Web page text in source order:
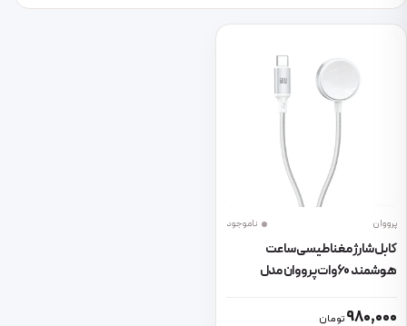
پرووان ناموجود
کابل شارژ مغناطیسی ساعت
هوشمند 60وات پرووان مدل
980,000تومان
این محصول دارای انواع مختلفی می باشد. گزینه ها ممکن است در